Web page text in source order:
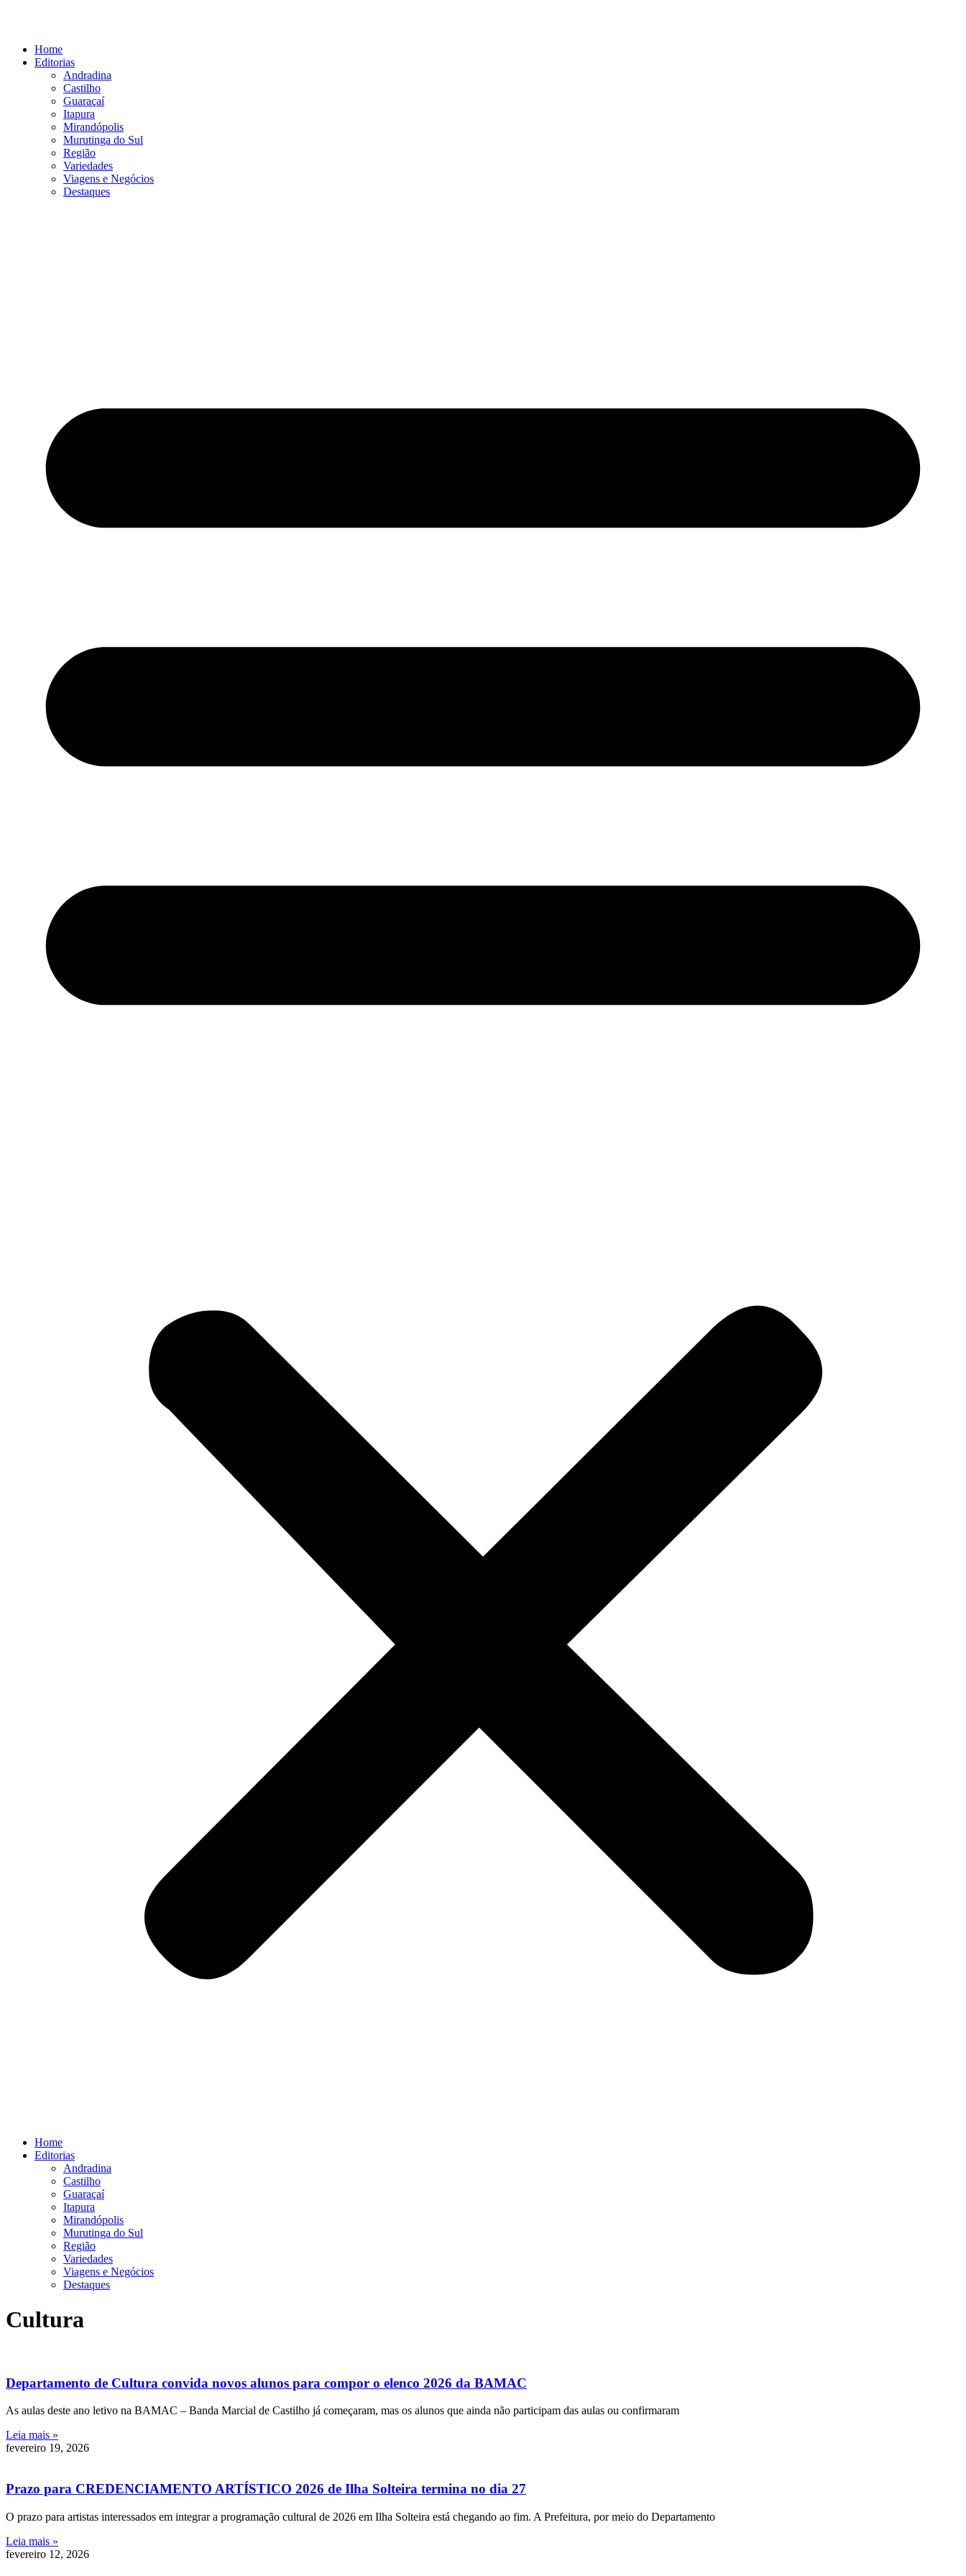
conteúdoHome
Editorias
Andradina
Castilho
Guaraçaí
Itapura
Mirandópolis
Murutinga do Sul
Região
Variedades
Viagens e Negócios
Destaques
Home
Editorias
Andradina
Castilho
Guaraçaí
Itapura
Mirandópolis
Murutinga do Sul
Região
Variedades
Viagens e Negócios
Destaques
Cultura
Departamento de Cultura convida novos alunos para compor o elenco 2026 da BAMAC
As aulas deste ano letivo na BAMAC – Banda Marcial de Castilho já começaram, mas os alunos que ainda não participam das aulas ou confirmaram
Leia mais »
fevereiro 19, 2026
Prazo para CREDENCIAMENTO ARTÍSTICO 2026 de Ilha Solteira termina no dia 27
O prazo para artistas interessados em integrar a programação cultural de 2026 em Ilha Solteira está chegando ao fim. A Prefeitura, por meio do Departamento
Leia mais »
fevereiro 12, 2026